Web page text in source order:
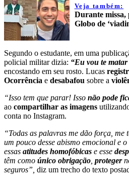
Veja também:
Durante
Globo de
Segundo o estudante, em uma
policial militar dizia: “Eu vou te
encostando em seu rosto. Lucas
Ocorrência e desabafou sobre a
“Isso tem que parar! Isso não pode
ao compartilhar as imagens
conta no Instagram.
“Todas as palavras me dão força,
um pouco desse abismo emocional e
essas atitudes homofóbicas e esse
têm como único obrigação proteger
seguros”, diz um trecho do texto